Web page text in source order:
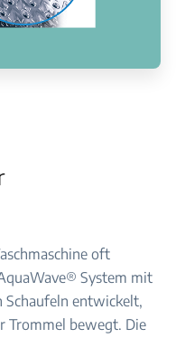
oft
System mit
Schaufeln entwickelt,
Trommel bewegt. Die